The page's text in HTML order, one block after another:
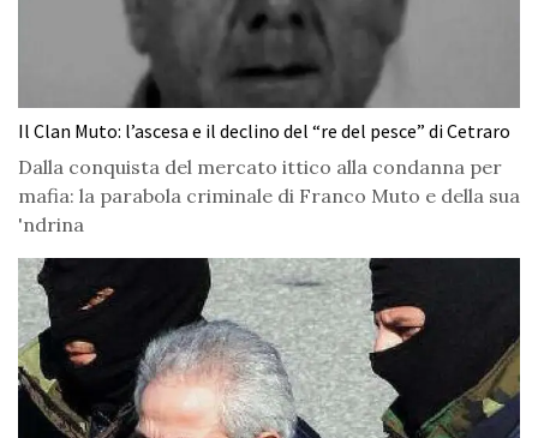
Il Clan Muto: l’ascesa e il declino del “re del pesce” di Cetraro
Dalla conquista del mercato ittico alla condanna per
mafia: la parabola criminale di Franco Muto e della sua
'ndrina